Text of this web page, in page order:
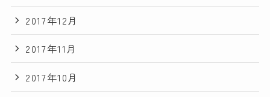
2017年12月
2017年11月
2017年10月